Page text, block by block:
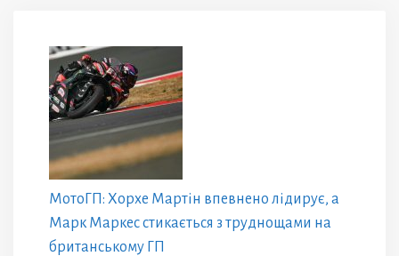
МотоГП: Хорхе Мартін впевнено лідирує, а
Марк Маркес стикається з труднощами на
британському ГП